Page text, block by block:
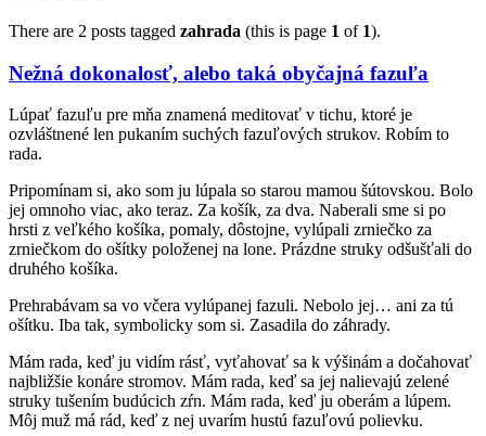
There are 2 posts tagged zahrada (this is page 1 of 1).
Nežná dokonalosť, alebo taká obyčajná fazuľa
Lúpať fazuľu pre mňa znamená meditovať v tichu, ktoré je
ozvláštnené len pukaním suchých fazuľových strukov. Robím to
rada.
Pripomínam si, ako som ju lúpala so starou mamou šútovskou. Bolo
jej omnoho viac, ako teraz. Za košík, za dva. Naberali sme si po
hrsti z veľkého košíka, pomaly, dôstojne, vylúpali zrniečko za
zrniečkom do ošítky položenej na lone. Prázdne struky odšušťali do
druhého košíka.
Prehrabávam sa vo včera vylúpanej fazuli. Nebolo jej… ani za tú
ošítku. Iba tak, symbolicky som si. Zasadila do záhrady.
Mám rada, keď ju vidím rásť, vyťahovať sa k výšinám a dočahovať
najbližšie konáre stromov. Mám rada, keď sa jej nalievajú zelené
struky tušením budúcich zŕn. Mám rada, keď ju oberám a lúpem.
Môj muž má rád, keď z nej uvarím hustú fazuľovú polievku.